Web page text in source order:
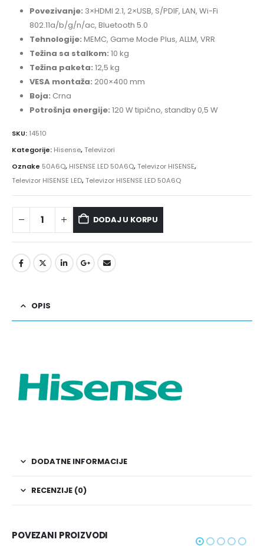
Povezivanje: 3×HDMI 2.1, 2×USB, S/PDIF, LAN, Wi-Fi
802.11a/b/g/n/ac, Bluetooth 5.0
Tehnologije: MEMC, Game Mode Plus, ALLM, VRR
Težina sa stalkom: 10 kg
Težina paketa: 12,5 kg
VESA montaža: 200×400 mm
Boja: Crna
Potrošnja energije: 120 W tipično, standby 0,5 W
SKU: 14510
Kategorije: Hisense,Televizori
Oznake 50A6Q, HISENSE LED 50A6Q,Televizor HISENSE,
Televizor HISENSE LED,Televizor HISENSE LED 50A6Q
DODAJ U KORPU
OPIS
DODATNE INFORMACIJE
RECENZIJE (0)
POVEZANI PROIZVODI